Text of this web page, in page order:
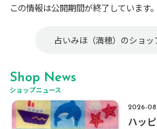
この情報は公開期間が終了しています。
占いみほ（満穂）のショッ
Shop News
ショップニュース
2026-
ハッ